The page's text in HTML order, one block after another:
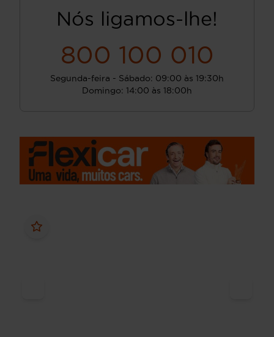
Nós ligamos-lhe!
800 100 010
Segunda-feira - Sábado: 09:00 às 19:30h
Domingo: 14:00 às 18:00h